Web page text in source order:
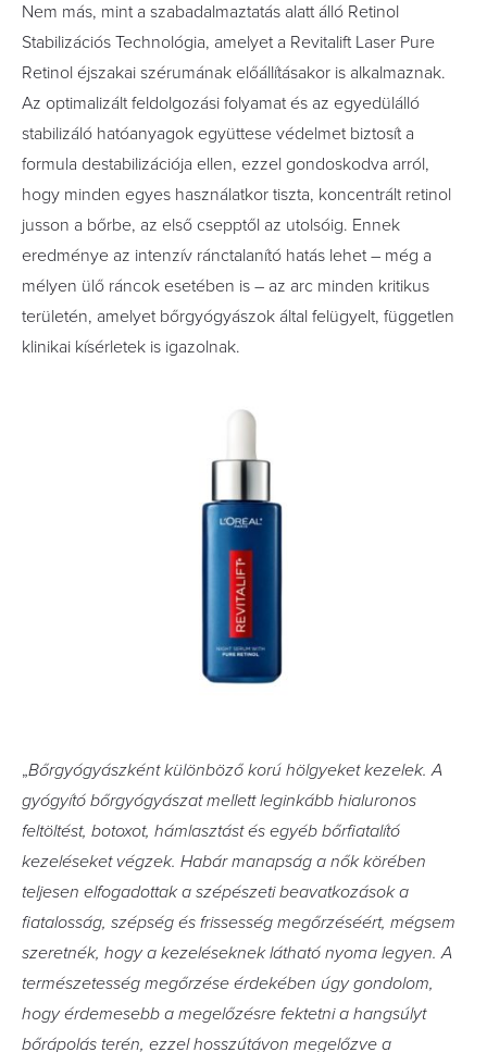
Nem más, mint a szabadalmaztatás alatt álló Retinol
Stabilizációs Technológia, amelyet a Revitalift Laser Pure
Retinol éjszakai szérumának előállításakor is alkalmaznak.
Az optimalizált feldolgozási folyamat és az egyedülálló
stabilizáló hatóanyagok együttese védelmet biztosít a
formula destabilizációja ellen, ezzel gondoskodva arról,
hogy minden egyes használatkor tiszta, koncentrált retinol
jusson a bőrbe, az első csepptől az utolsóig. Ennek
eredménye az intenzív ránctalanító hatás lehet – még a
mélyen ülő ráncok esetében is – az arc minden kritikus
területén, amelyet bőrgyógyászok által felügyelt, független
klinikai kísérletek is igazolnak.
„Bőrgyógyászként különböző korú hölgyeket kezelek. A
gyógyító bőrgyógyászat mellett leginkább hialuronos
feltöltést, botoxot, hámlasztást és egyéb bőrfiatalító
kezeléseket végzek. Habár manapság a nők körében
teljesen elfogadottak a szépészeti beavatkozások a
fiatalosság, szépség és frissesség megőrzéséért, mégsem
szeretnék, hogy a kezeléseknek látható nyoma legyen. A
természetesség megőrzése érdekében úgy gondolom,
hogy érdemesebb a megelőzésre fektetni a hangsúlyt
bőrápolás terén, ezzel hosszútávon megelőzve a